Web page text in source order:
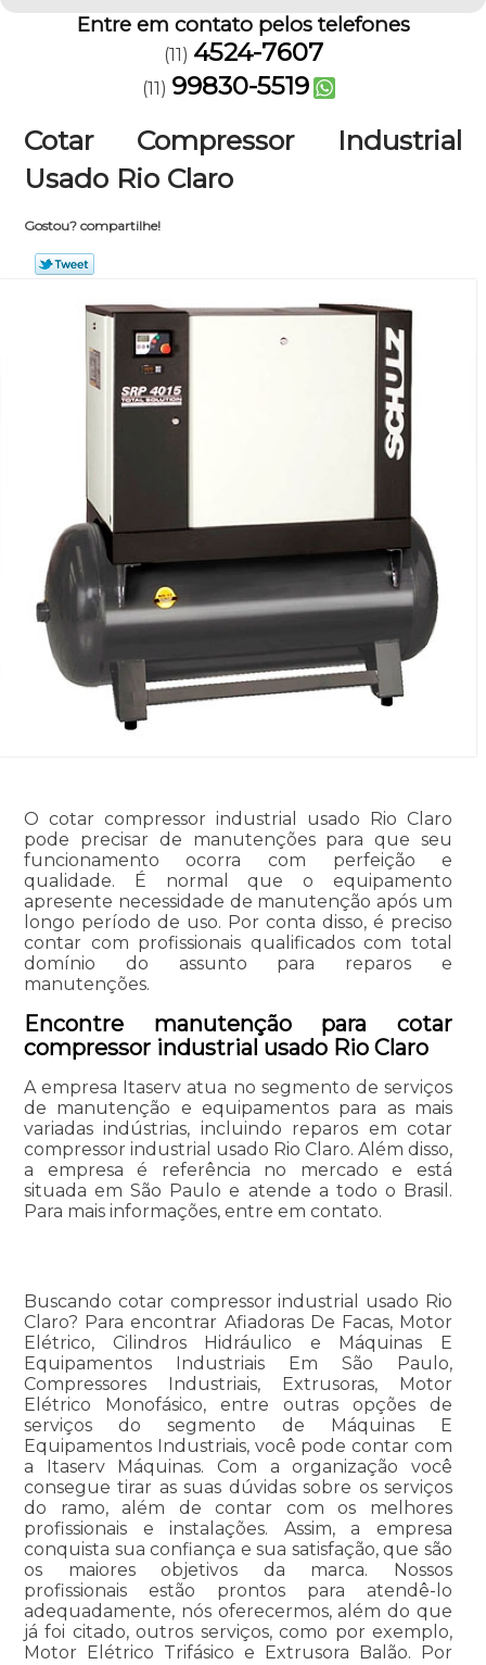
Entre em contato pelos telefones
(11) 4524-7607
(11) 99830-5519
Cotar Compressor Industrial
Usado Rio Claro
Gostou? compartilhe!
O cotar compressor industrial usado Rio Claro
pode precisar de manutenções para que seu
funcionamento ocorra com perfeição e
qualidade. É normal que o equipamento
apresente necessidade de manutenção após um
longo período de uso. Por conta disso, é preciso
contar com profissionais qualificados com total
domínio do assunto para reparos e
manutenções.
Encontre manutenção para cotar
compressor industrial usado Rio Claro
A empresa Itaserv atua no segmento de serviços
de manutenção e equipamentos para as mais
variadas indústrias, incluindo reparos em cotar
compressor industrial usado Rio Claro. Além disso,
a empresa é referência no mercado e está
situada em São Paulo e atende a todo o Brasil.
Para mais informações, entre em contato.
Buscando cotar compressor industrial usado Rio
Claro? Para encontrar Afiadoras De Facas, Motor
Elétrico, Cilindros Hidráulico e Máquinas E
Equipamentos Industriais Em São Paulo,
Compressores Industriais, Extrusoras, Motor
Elétrico Monofásico, entre outras opções de
serviços do segmento de Máquinas E
Equipamentos Industriais, você pode contar com
a Itaserv Máquinas. Com a organização você
consegue tirar as suas dúvidas sobre os serviços
do ramo, além de contar com os melhores
profissionais e instalações. Assim, a empresa
conquista sua confiança e sua satisfação, que são
os maiores objetivos da marca. Nossos
profissionais estão prontos para atendê-lo
adequadamente, nós oferecermos, além do que
já foi citado, outros serviços, como por exemplo,
Motor Elétrico Trifásico e Extrusora Balão. Por